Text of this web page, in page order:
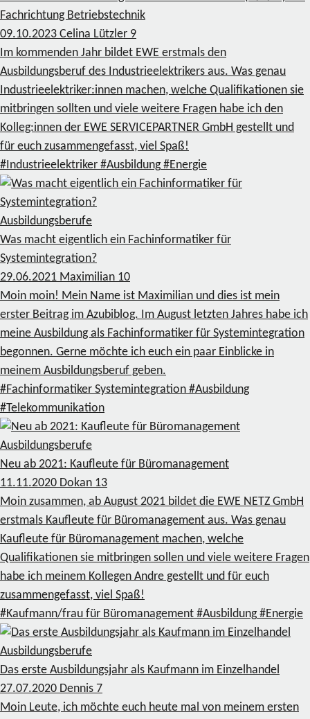
Fachrichtung Betriebstechnik
09.10.2023 Celina Lützler 9
Im kommenden Jahr bildet EWE erstmals den
Ausbildungsberuf des Industrieelektrikers aus. Was genau
Industrieelektriker:innen machen, welche Qualifikationen sie
mitbringen sollten und viele weitere Fragen habe ich den
Kolleg:innen der EWE SERVICEPARTNER GmbH gestellt und
für euch zusammengefasst, viel Spaß!
#Industrieelektriker #Ausbildung #Energie
Ausbildungsberufe
Was macht eigentlich ein Fachinformatiker für
Systemintegration?
29.06.2021 Maximilian 10
Moin moin! Mein Name ist Maximilian und dies ist mein
erster Beitrag im Azubiblog. Im August letzten Jahres habe ich
meine Ausbildung als Fachinformatiker für Systemintegration
begonnen. Gerne möchte ich euch ein paar Einblicke in
meinem Ausbildungsberuf geben.
#Fachinformatiker Systemintegration #Ausbildung
#Telekommunikation
Ausbildungsberufe
Neu ab 2021: Kaufleute für Büromanagement
11.11.2020 Dokan 13
Moin zusammen, ab August 2021 bildet die EWE NETZ GmbH
erstmals Kaufleute für Büromanagement aus. Was genau
Kaufleute für Büromanagement machen, welche
Qualifikationen sie mitbringen sollen und viele weitere Fragen
habe ich meinem Kollegen Andre gestellt und für euch
zusammengefasst, viel Spaß!
#Kaufmann/frau für Büromanagement #Ausbildung #Energie
Ausbildungsberufe
Das erste Ausbildungsjahr als Kaufmann im Einzelhandel
27.07.2020 Dennis 7
Moin Leute, ich möchte euch heute mal von meinem ersten